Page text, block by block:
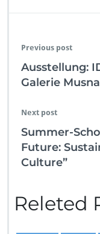
Previous post
Ausstellung:
Galerie
Next post
Summer-
Future:
Culture”
Releted